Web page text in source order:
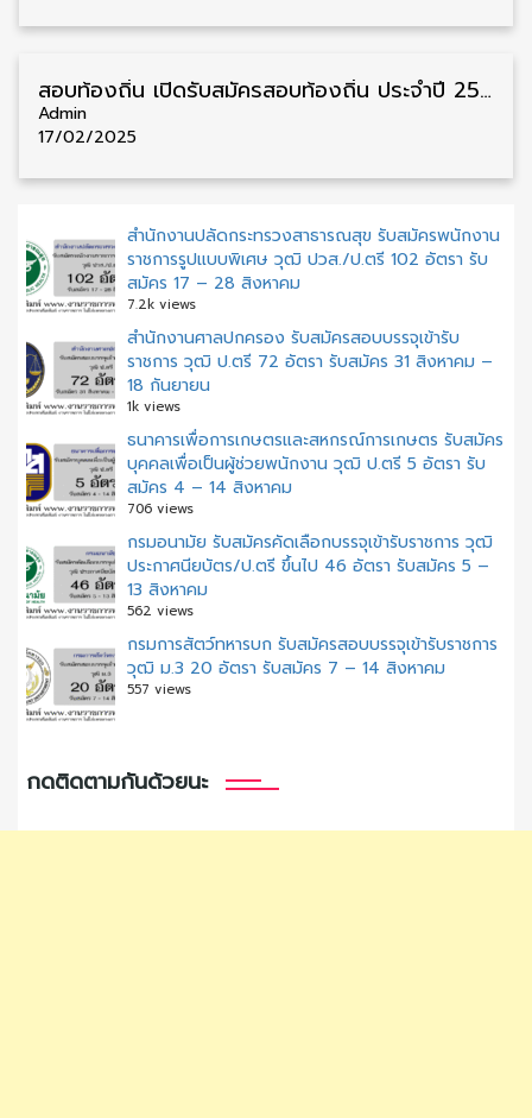
สอบท้องถิ่น เปิดรับสมัครสอบท้องถิ่น ประจำปี 2568 รับสมัคร 7-28 มีนาคม
Admin
17/02/2025
สำนักงานปลัดกระทรวงสาธารณสุข รับสมัครพนักงาน
ราชการรูปแบบพิเศษ วุฒิ ปวส./ป.ตรี 102 อัตรา รับ
สมัคร 17 – 28 สิงหาคม
7.2k views
สํานักงานศาลปกครอง รับสมัครสอบบรรจุเข้ารับ
ราชการ วุฒิ ป.ตรี 72 อัตรา รับสมัคร 31 สิงหาคม –
18 กันยายน
1k views
ธนาคารเพื่อการเกษตรและสหกรณ์การเกษตร รับสมัคร
บุคคลเพื่อเป็นผู้ช่วยพนักงาน วุฒิ ป.ตรี 5 อัตรา รับ
สมัคร 4 – 14 สิงหาคม
706 views
กรมอนามัย รับสมัครคัดเลือกบรรจุเข้ารับราชการ วุฒิ
ประกาศนียบัตร/ป.ตรี ขึ้นไป 46 อัตรา รับสมัคร 5 –
13 สิงหาคม
562 views
กรมการสัตว์ทหารบก รับสมัครสอบบรรจุเข้ารับราชการ
วุฒิ ม.3 20 อัตรา รับสมัคร 7 – 14 สิงหาคม
557 views
กดติดตามกันด้วยนะ